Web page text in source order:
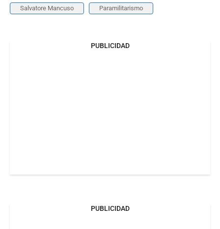
Salvatore Mancuso Paramilitarismo
PUBLICIDAD
PUBLICIDAD